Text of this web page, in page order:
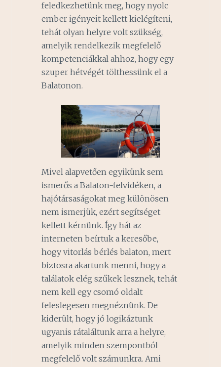
feledkezhetünk meg, hogy nyolc
ember igényeit kellett kielégíteni,
tehát olyan helyre volt szükség,
amelyik rendelkezik megfelelő
kompetenciákkal ahhoz, hogy egy
szuper hétvégét tölthessünk el a
Balatonon.
Mivel alapvetően egyikünk sem
ismerős a Balaton-felvidéken, a
hajótársaságokat meg különösen
nem ismerjük, ezért segítséget
kellett kérnünk. Így hát az
interneten beírtuk a keresőbe,
hogy vitorlás bérlés balaton, mert
biztosra akartunk menni, hogy a
találatok elég szűkek lesznek, tehát
nem kell egy csomó oldalt
feleslegesen megnéznünk. De
kiderült, hogy jó logikáztunk
ugyanis rátaláltunk arra a helyre,
amelyik minden szempontból
megfelelő volt számunkra. Ami